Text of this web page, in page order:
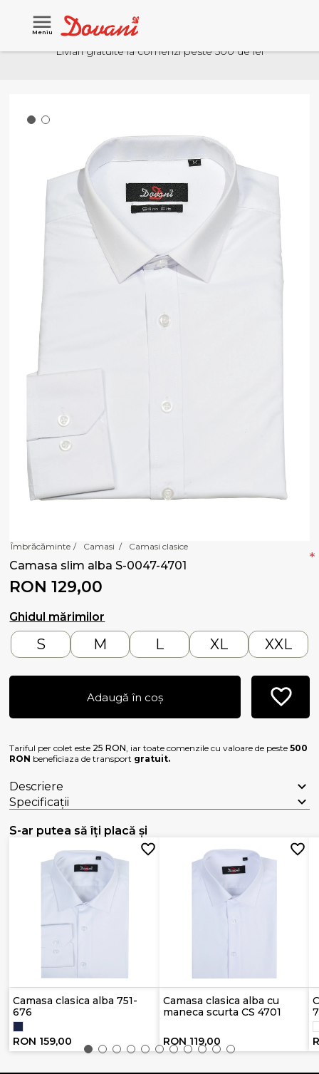
Meniu
Livrari gratuite la comenzi peste 500 de lei
Îmbrăcăminte / Camasi / Camasi clasice
Camasa slim alba S-0047-4701
RON 129,00
Ghidul mărimilor
*
S M L XL XXL
Adaugă în coș
Tariful per colet este 25 RON, iar toate comenzile cu valoare de peste500
RON beneficiaza de transport gratuit.
Descriere
Specificații
S-ar putea să îți placă și
Camasa clasica alba 751-
676
RON 159,00
Camasa clasica alba cu
maneca scurta CS 4701
RON 119,00